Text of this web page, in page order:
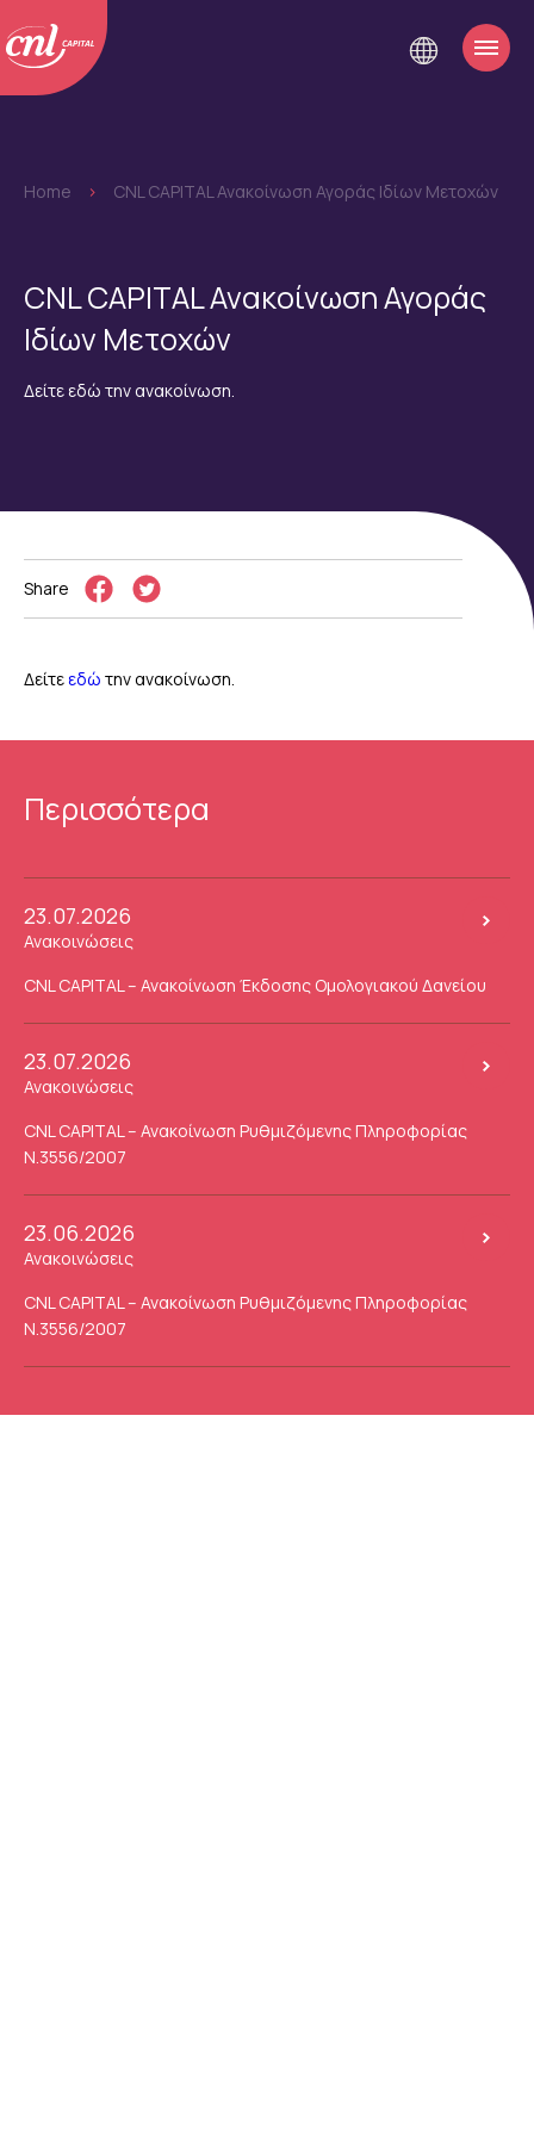
Home > CNL CAPITAL Ανακοίνωση Αγοράς Ιδίων Μετοχών
CNL CAPITAL Ανακοίνωση Αγοράς
Ιδίων Μετοχών
Δείτε εδώ την ανακοίνωση.
Share
Δείτεεδώ την ανακοίνωση.
Περισσότερα
23.07.2026
Ανακοινώσεις
CNL CAPITAL – Ανακοίνωση Έκδοσης Ομολογιακού Δανείου
23.07.2026
Ανακοινώσεις
CNL CAPITAL – Ανακοίνωση Ρυθμιζόμενης Πληροφορίας
Ν.3556/2007
23.06.2026
Ανακοινώσεις
CNL CAPITAL – Ανακοίνωση Ρυθμιζόμενης Πληροφορίας
Ν.3556/2007